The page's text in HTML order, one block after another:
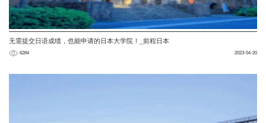
无需提交日语成绩，也能申请的日本大学院！_前程日本
6284 2023-04-20